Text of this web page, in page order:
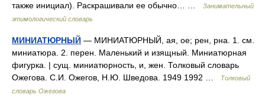
также инициал). Раскрашивали ее обычно… …
Занимательный
этимологический словарь
МИНИАТЮРНЫЙ — МИНИАТЮРНЫЙ, ая, ое; рен, рна. 1. см.
миниатюра. 2. перен. Маленький и изящный. Миниатюрная
фигурка. | сущ. миниатюрность, и, жен. Толковый словарь
Ожегова. С.И. Ожегов, Н.Ю. Шведова. 1949 1992 …
Толковый
словарь Ожегова